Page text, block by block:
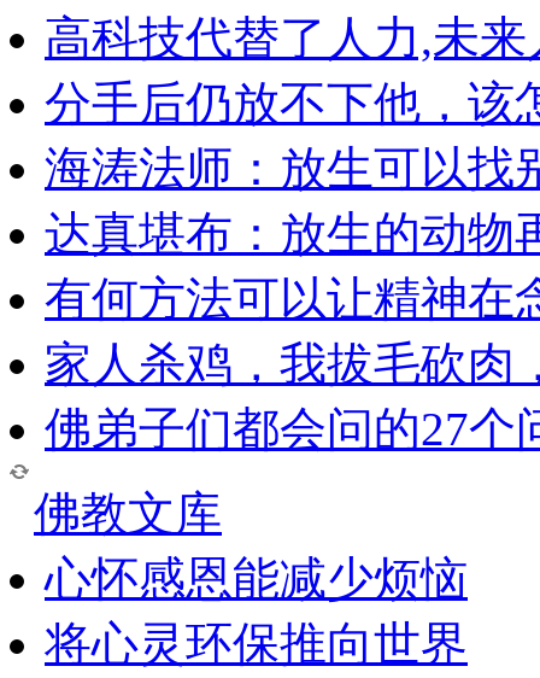
高科技代替了人力,未
分手后仍放不下他，该
海涛法师：放生可以找
达真堪布：放生的动物
有何方法可以让精神在
家人杀鸡，我拔毛砍肉
佛弟子们都会问的27个
佛教文库
心怀感恩能减少烦恼
将心灵环保推向世界